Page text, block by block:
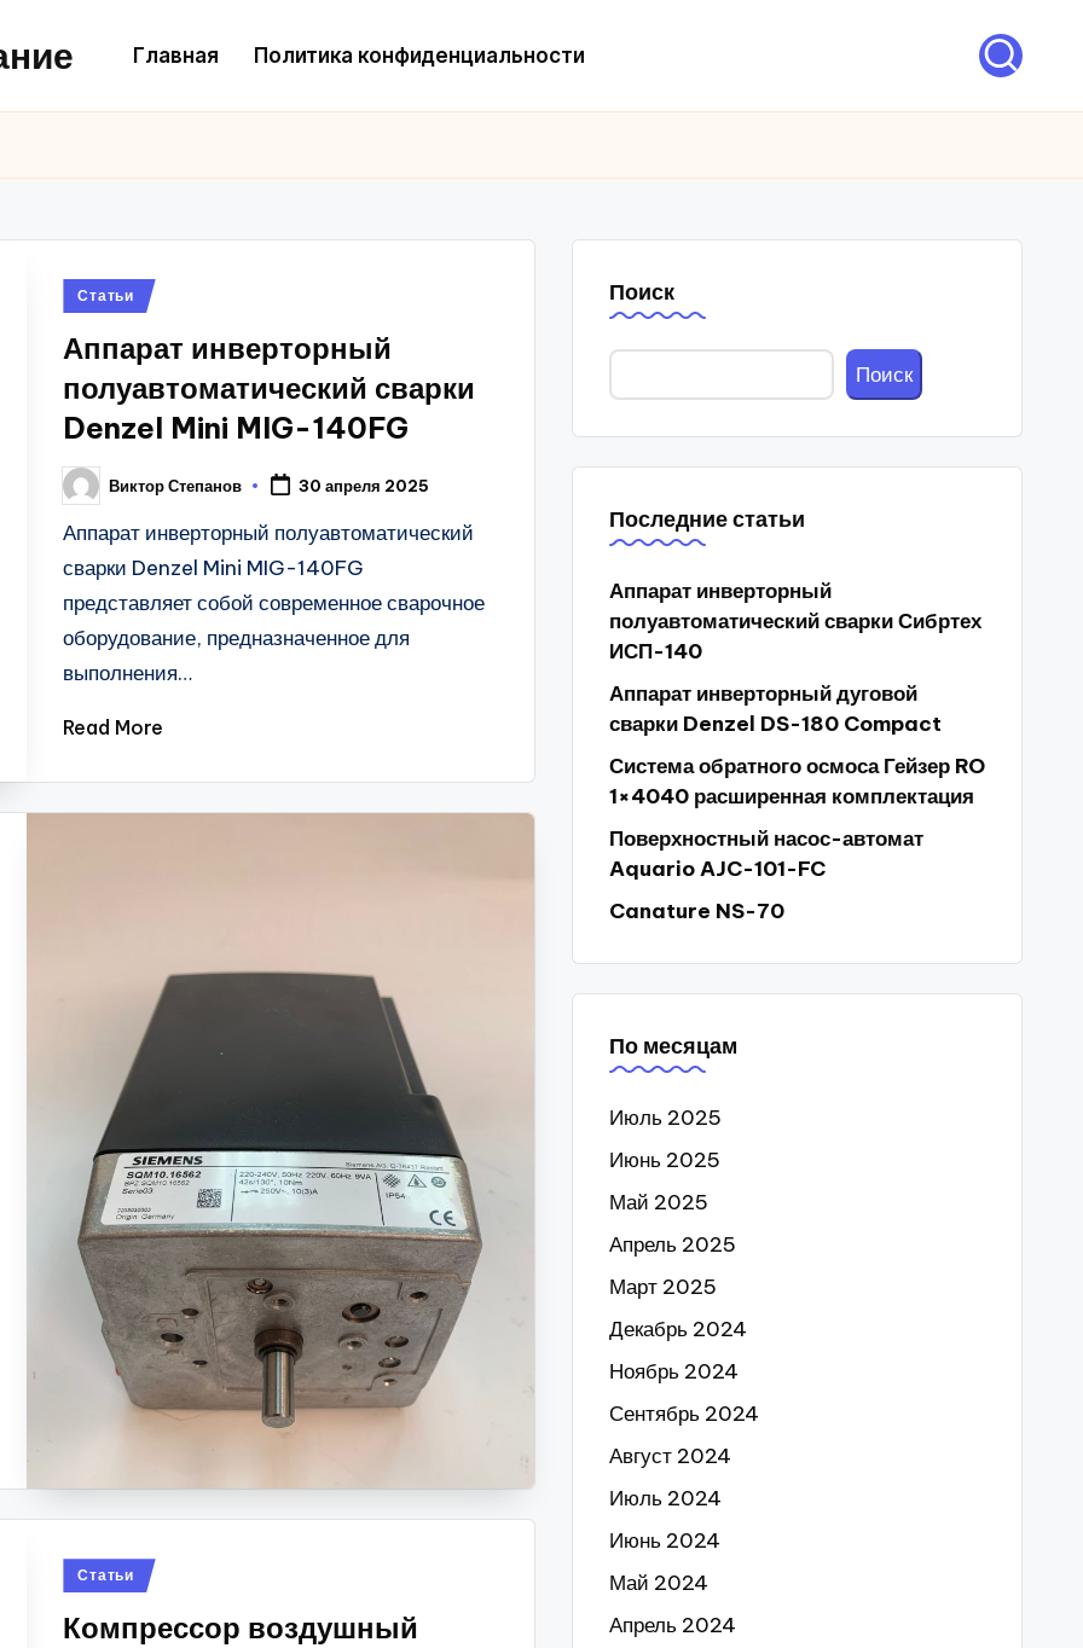
Главная Политика конфиденциальности
Posted
Статьи
Аппарат инверторный
полуавтоматический сварки
Denzel Mini MIG-140FG
Posted
by
Виктор Степанов 30 апреля 2025
Аппарат инверторный полуавтоматический
сварки Denzel Mini MIG-140FG
представляет собой современное сварочное
оборудование, предназначенное для
выполнения…
Read More
Posted
Статьи
Компрессор воздушный
Поиск
Поиск
Последние статьи
Аппарат инверторный
полуавтоматический сварки Сибртех
ИСП-140
Аппарат инверторный дуговой
сварки Denzel DS-180 Compact
Система обратного осмоса Гейзер RO
1×4040 расширенная комплектация
Поверхностный насос-автомат
Aquario AJC-101-FC
Canature NS-70
По месяцам
Июль 2025
Июнь 2025
Май 2025
Апрель 2025
Март 2025
Декабрь 2024
Ноябрь 2024
Сентябрь 2024
Август 2024
Июль 2024
Июнь 2024
Май 2024
Апрель 2024